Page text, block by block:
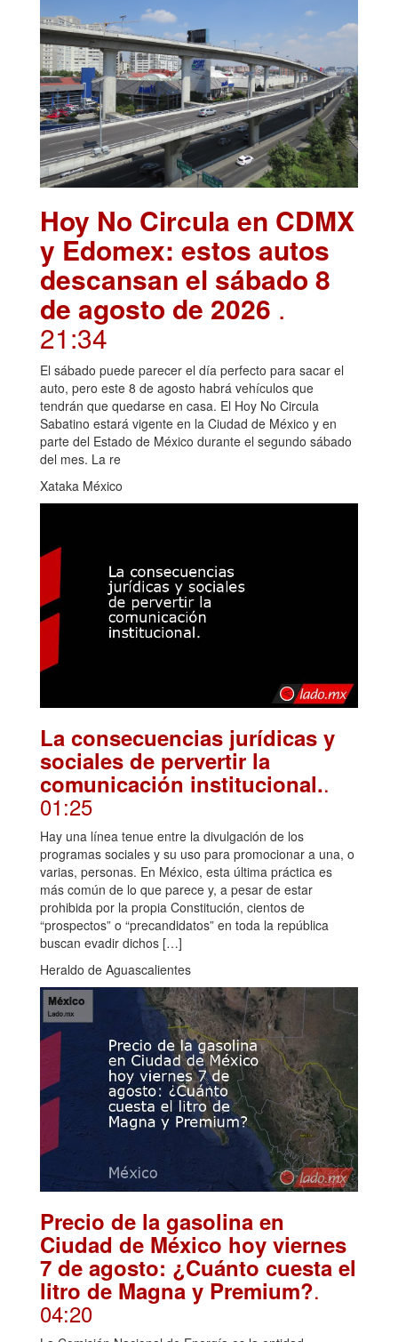
Hoy No Circula en CDMX
y Edomex: estos autos
descansan el sábado 8
de agosto de 2026 .
21:34
El sábado puede parecer el día perfecto para sacar el
auto, pero este 8 de agosto habrá vehículos que
tendrán que quedarse en casa. El Hoy No Circula
Sabatino estará vigente en la Ciudad de México y en
parte del Estado de México durante el segundo sábado
del mes. La re
Xataka México
La consecuencias jurídicas y
sociales de pervertir la
comunicación institucional..
01:25
Hay una línea tenue entre la divulgación de los
programas sociales y su uso para promocionar a una, o
varias, personas. En México, esta última práctica es
más común de lo que parece y, a pesar de estar
prohibida por la propia Constitución, cientos de
“prospectos” o “precandidatos” en toda la república
buscan evadir dichos […]
Heraldo de Aguascalientes
Precio de la gasolina en
Ciudad de México hoy viernes
7 de agosto: ¿Cuánto cuesta el
litro de Magna y Premium?.
04:20